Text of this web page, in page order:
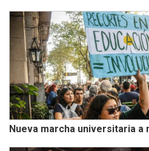
Nueva marcha universitaria a